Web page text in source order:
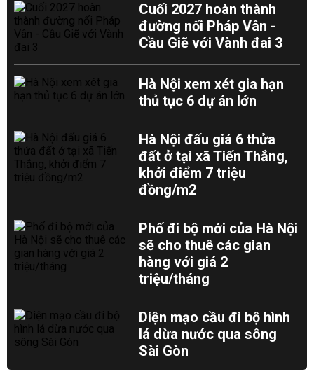
Cuối 2027 hoàn thành
đường nối Pháp Vân -
Cầu Giẽ với Vành đai 3
Hà Nội xem xét gia hạn
thủ tục 6 dự án lớn
Hà Nội đấu giá 6 thửa
đất ở tại xã Tiến Thắng,
khởi điểm 7 triệu
đồng/m2
Phố đi bộ mới của Hà Nội
sẽ cho thuê các gian
hàng với giá 2
triệu/tháng
Diện mạo cầu đi bộ hình
lá dừa nước qua sông
Sài Gòn